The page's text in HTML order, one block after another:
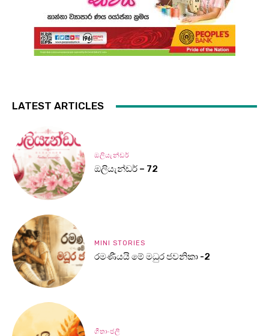
LATEST ARTICLES
ඔලියැන්ඩර්
ඔලියැන්ඩර් – 72
MINI STORIES
රමණීයයි මේ මධුර ජවනිකා -2
ගීතාංජලී